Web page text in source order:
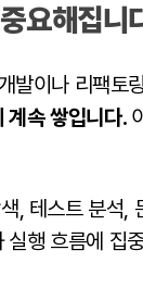
요해집니
이나 리팩토
계속 쌓입니다.
, 테스트 분석,
실행 흐름에 집